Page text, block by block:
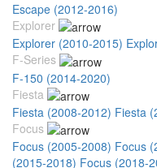
Escape (2012-2016)
Explorer
Explorer (2010-2015)
F-Series
F-150 (2014-2020)
Fiesta
Fiesta (2008-2012) Fiesta
Focus
Focus (2005-2008) Focus
(2015-2018) Focus (2018-